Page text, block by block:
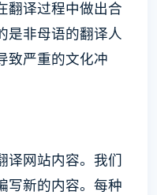
翻译过程中做出合
是非母语的翻译人
致严重的文化冲
译网站内容。我们
写新的内容。每种